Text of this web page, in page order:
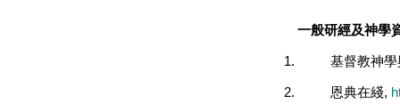
一般研經及神學
1.基督教神
2. 恩典在綫,